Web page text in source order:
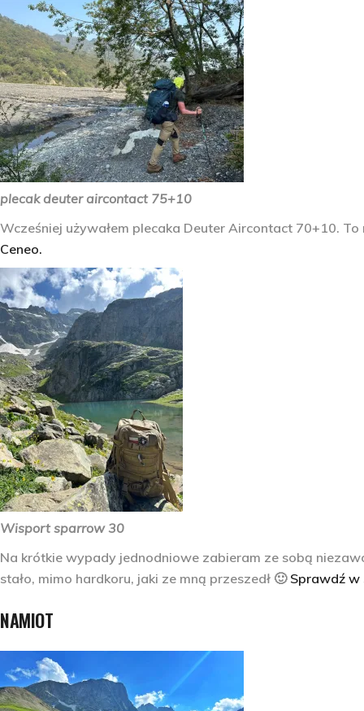
plecak deuter aircontact 75+10
Wcześniej używałem plecaka Deuter Aircontact 70+10.
Ceneo.
Wisport sparrow 30
Na krótkie wypady jednodniowe zabieram ze sobą
stało, mimo hardkoru, jaki ze mną przeszedł 🙂Sprawdź w
NAMIOT